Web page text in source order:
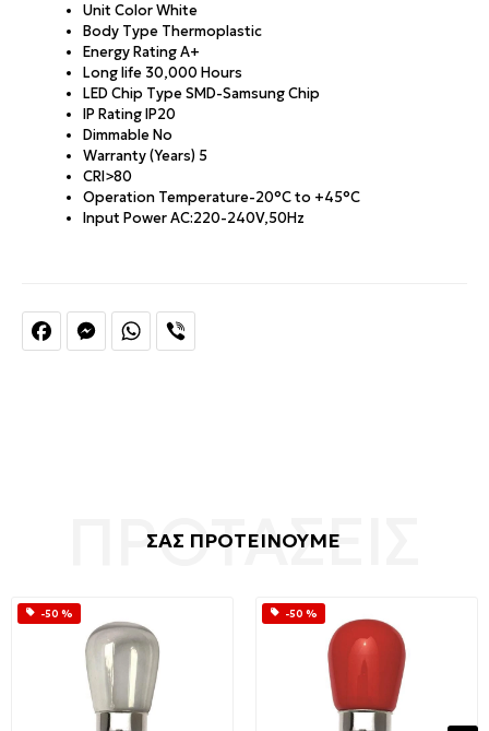
FacebookMessengerWhatsApp
Unit Color White
Body Type Thermoplastic
Energy Rating A+
Long life 30,000 Hours
LED Chip Type SMD-Samsung Chip
IP Rating IP20
Dimmable No
Warranty (Years) 5
CRI>80
Operation Temperature-20°C to +45°C
Input Power AC:220-240V,50Hz
ΣΑΣ ΠΡΟΤΕΙΝΟΥΜΕ
-50 % -50 %